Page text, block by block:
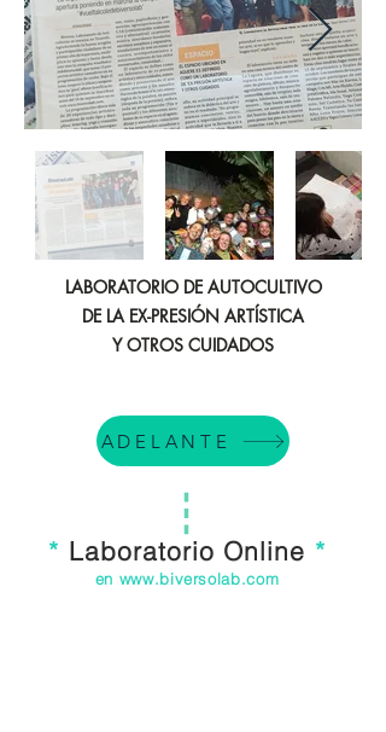
LABORATORIO DE AUTOCULTIVO
DE LA EX-PRESIÓN ARTÍSTICA
Y OTROS CUIDADOS
ADELANTE
* Laboratorio Online *
en www.biversolab.com